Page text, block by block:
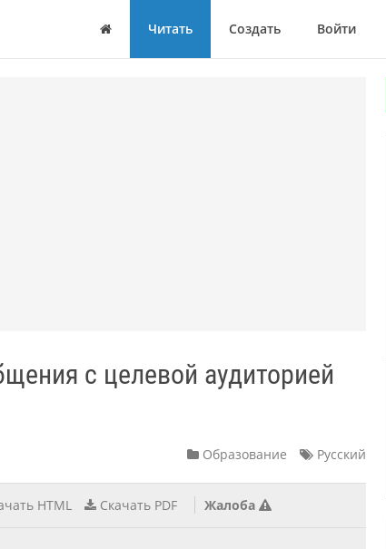
Дом Читать Создать Войти
с целевой аудиторией
Образование Русский
HTML Скачать PDF Жалоба